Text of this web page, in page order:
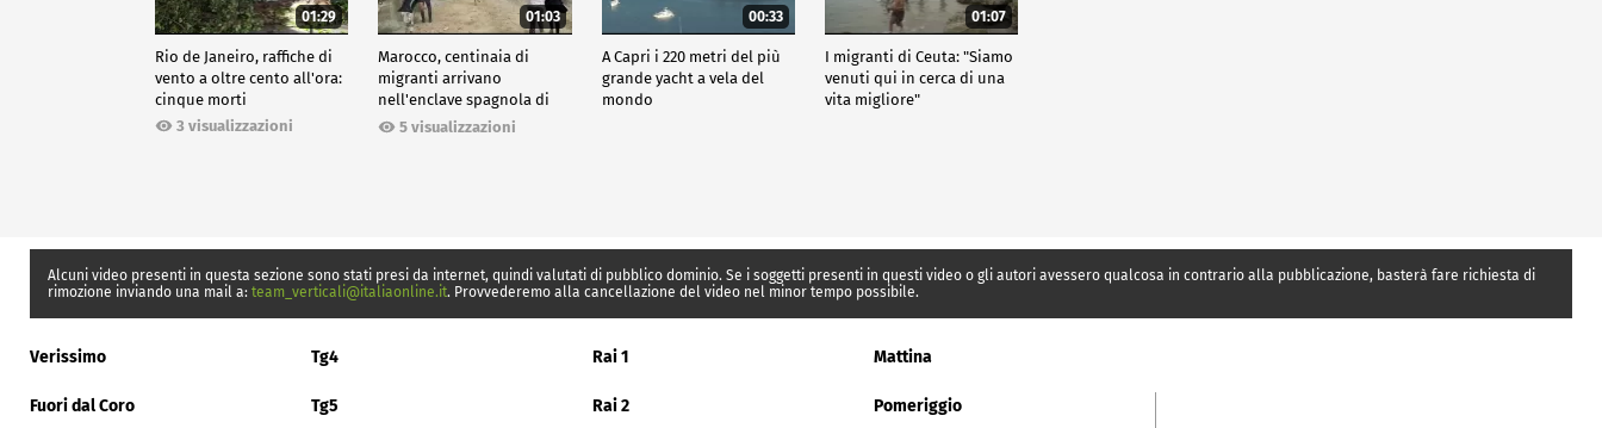
01:29
Rio de Janeiro, raffiche di
vento a oltre cento all'ora:
cinque morti
3 visualizzazioni
01:03
Marocco, centinaia di
migranti arrivano
nell'enclave spagnola di
Ceuta5 visualizzazioni
00:33
A Capri i 220 metri del più
grande yacht a vela del
mondo
01:07
I migranti di Ceuta: "Siamo
venuti qui in cerca di una
vita migliore"
Alcuni video presenti in questa sezione sono stati presi da internet, quindi valutati di pubblico dominio. Se i soggetti presenti in questi video o gli autori avessero qualcosa in contrario alla pubblicazione, basterà fare richiesta di
rimozione inviando una mail a: team_verticali@italiaonline.it. Provvederemo alla cancellazione del video nel minor tempo possibile.
Verissimo Tg4 Rai 1 Mattina
Fuori dal Coro Tg5 Rai 2 Pomeriggio